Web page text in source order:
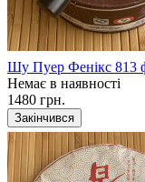
Шу Пуер Фенікс 813
Немає в наявності
1480 грн.
Закінчився